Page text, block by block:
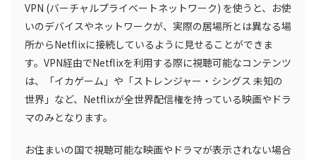
VPN (バーチャルプライベートネットワーク) を使うと、お使
いのデバイスやネットワークが、実際の居場所とは異なる場
所からNetflixに接続しているように見せることができま
す。VPN経由でNetflixを利用する際に視聴可能なコンテンツ
は、「イカゲーム」や「ストレンジャー・シングス 未知の
世界」など、Netflixが全世界配信権を持っている映画やドラ
マのみとなります。
お住まいの国で視聴可能な映画やドラマが表示されない場合